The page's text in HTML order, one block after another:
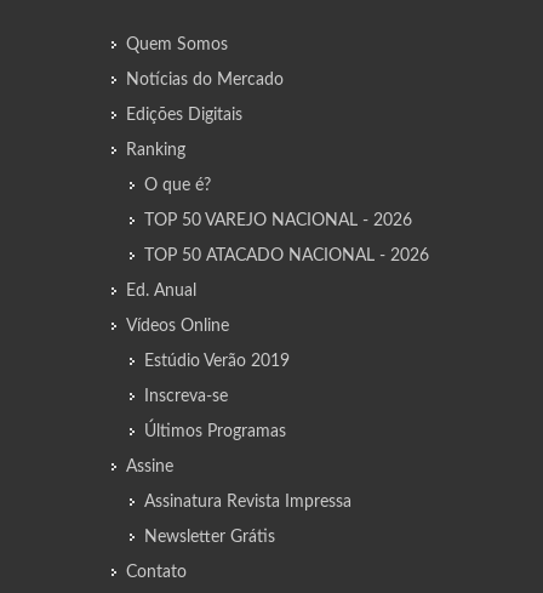
Quem Somos
Notícias do Mercado
Edições Digitais
Ranking
O que é?
TOP 50 VAREJO NACIONAL - 2026
TOP 50 ATACADO NACIONAL - 2026
Ed. Anual
Vídeos Online
Estúdio Verão 2019
Inscreva-se
Últimos Programas
Assine
Assinatura Revista Impressa
Newsletter Grátis
Contato